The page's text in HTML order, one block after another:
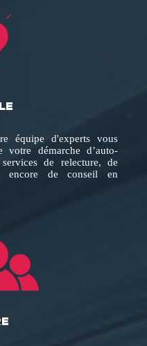
équipe d'experts vous
démarche d’auto-
de relecture, de
encore de conseil en